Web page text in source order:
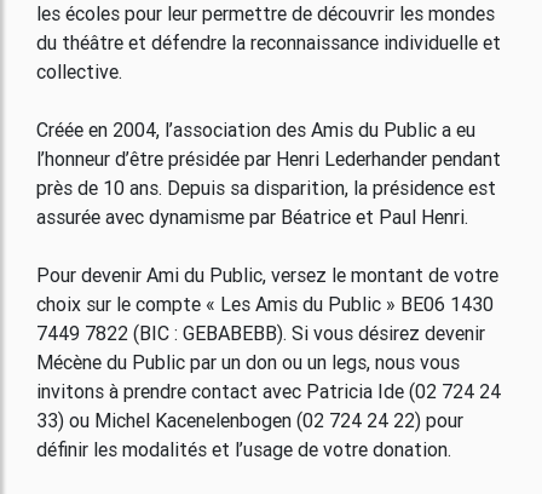
les écoles pour leur permettre de découvrir les mondes
du théâtre et défendre la reconnaissance individuelle et
collective.
Créée en 2004, l’association des Amis du Public a eu
l’honneur d’être présidée par Henri Lederhander pendant
près de 10 ans. Depuis sa disparition, la présidence est
assurée avec dynamisme par Béatrice et Paul Henri.
Pour devenir Ami du Public, versez le montant de votre
choix sur le compte « Les Amis du Public » BE06 1430
7449 7822 (BIC : GEBABEBB). Si vous désirez devenir
Mécène du Public par un don ou un legs, nous vous
invitons à prendre contact avec Patricia Ide (02 724 24
33) ou Michel Kacenelenbogen (02 724 24 22) pour
définir les modalités et l’usage de votre donation.